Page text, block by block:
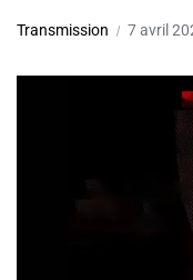
Transmission 7 avril